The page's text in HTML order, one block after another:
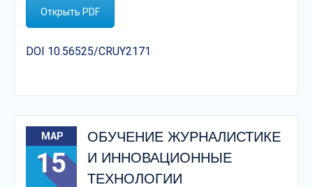
Открыть PDF
DOI 10.56525/CRUY2171
МАР
15
ОБУЧЕНИЕ ЖУРНАЛИСТИКЕ
И ИННОВАЦИОННЫЕ
ТЕХНОЛОГИИ